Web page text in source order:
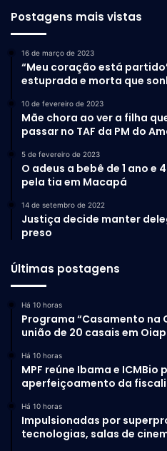
patrocínio do Governo
Gustavo (LPG), com recursos
Estado da Cultura do Amapá
Serviço
Filme: “Amazônia Xamã”
Festival: New York Indie Shorts
Local: Nova York – Estados
Exibição: 2 de agosto de 2026
Direção: Rodrigo Pedroza –
Atendimento à imprensa:
4950
Postagens mais vistas
16 de março de 2023
“Meu coração está
estuprada e morta que
10 de fevereiro de 2023
Mãe chora ao ver a filha
passar no TAF da PM do
5 de fevereiro de 2023
O adeus a bebê de 1 ano e
pela tia em Macapá
14 de setembro de 2022
Justiça decide manter
preso
Últimas postagens
Há 10 horas
Programa “Casamento na
união de 20 casais em
Há 10 horas
MPF reúne Ibama e
aperfeiçoamento da
Há 10 horas
Impulsionadas por
tecnologias, salas de